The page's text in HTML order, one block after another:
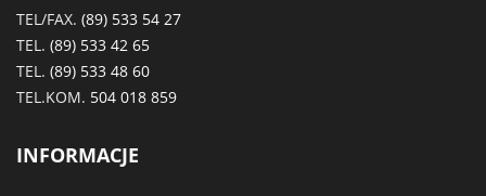
TEL/FAX. (89) 533 54 27
TEL. (89) 533 42 65
TEL. (89) 533 48 60
TEL.KOM. 504 018 859
INFORMACJE